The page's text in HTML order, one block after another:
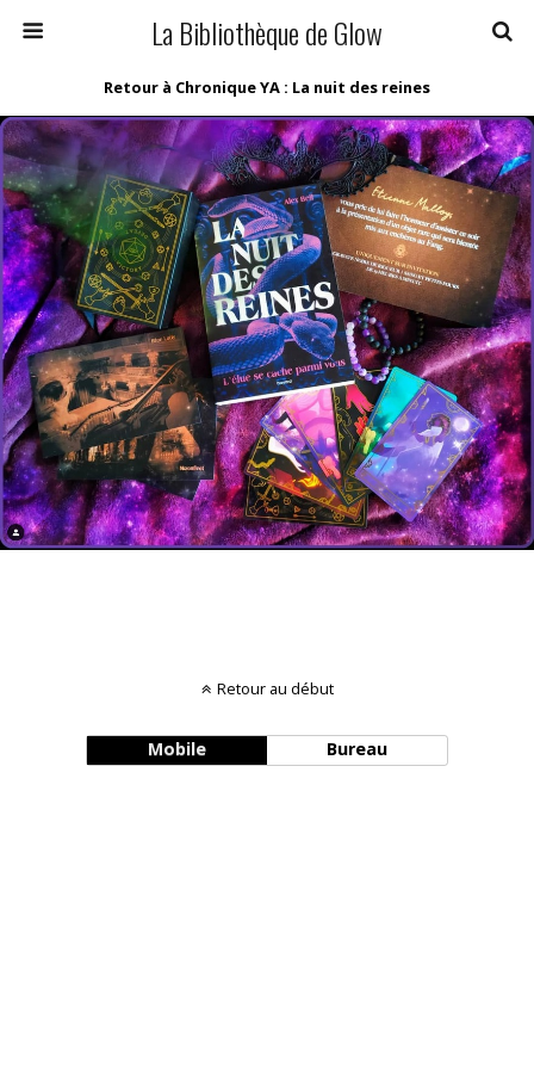
La Bibliothèque de Glow
Retour à Chronique YA : La nuit des reines
Retour au début
Mobile Bureau